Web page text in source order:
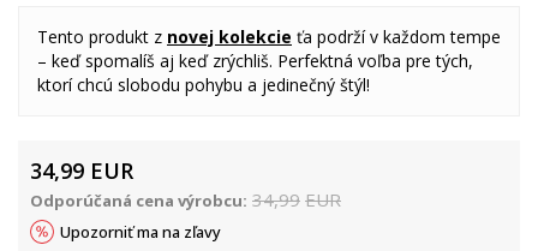
Tento produkt z novej kolekcie ťa podrží v každom tempe
– keď spomalíš aj keď zrýchliš. Perfektná voľba pre tých,
ktorí chcú slobodu pohybu a jedinečný štýl!
34,99 EUR
Odporúčaná cena výrobcu: 34,99 EUR
Upozorniť ma na zľavy